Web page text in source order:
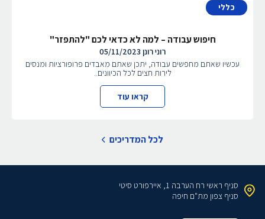
כללי
חיפוש עבודה – למה לא כדאי לכם "להתפזר"
רוני רונן05/11/2023
עכשיו שאתם מחפשים עבודה, יתכן שאתם מאבדים פרופורציות ומנסים
לירות חצים לכל הכיוונים..
קראו עוד
לכל המדריכים
סניף ראשי רח הערבה 1, איירפורט סיטי
סניף צפון מת"ם חיפה